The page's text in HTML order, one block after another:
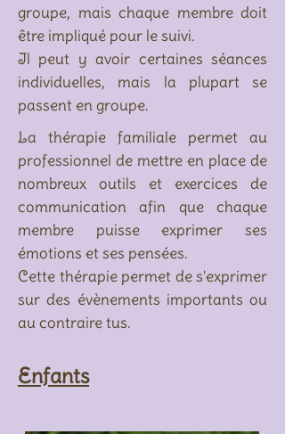
groupe, mais chaque membre doit
être impliqué pour le suivi.
Il peut y avoir certaines séances
individuelles, mais la plupart se
passent en groupe.​
La thérapie familiale permet au
professionnel de mettre en place de
nombreux outils et exercices de
communication afin que chaque
membre puisse exprimer ses
émotions et ses pensées.
Cette thérapie permet de s'exprimer
sur des évènements importants ou
au contraire tus.
Enfants